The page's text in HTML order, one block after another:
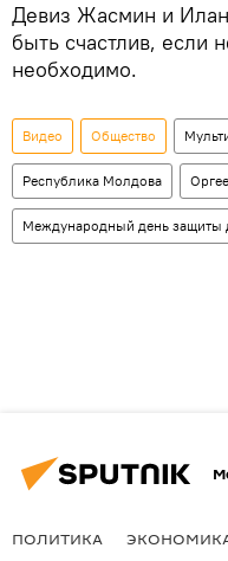
Девиз Жасмин и
быть счастлив, если
необходимо.
Видео Общество
Республика Молдова
Международный день защиты
ПОЛИТИКА